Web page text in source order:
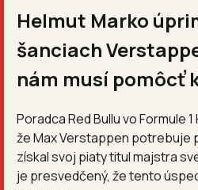
Helmut Marko
šanciach
nám musí pomôcť
Poradca Red Bullu vo Formule
že Max Verstappen potrebuje
získal svoj piaty titul majstra
je presvedčený, že tento